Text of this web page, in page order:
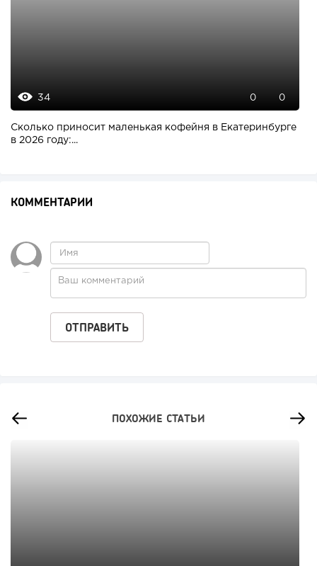
34 0 0
Сколько приносит маленькая кофейня в Екатеринбурге
в 2026 году:...
КОММЕНТАРИИ
ПОХОЖИЕ СТАТЬИ